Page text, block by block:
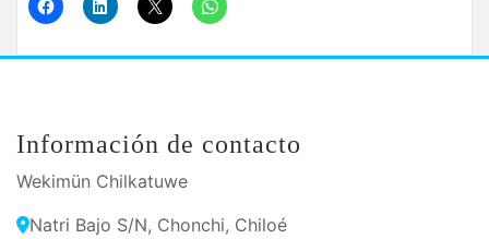
Información de contacto
Wekimün Chilkatuwe
Natri Bajo S/N, Chonchi, Chiloé